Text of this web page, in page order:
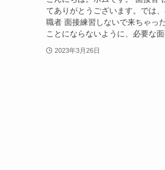
てありがとうございます。では
職者 面接練習しないで来ちゃっ
ことにならないように、必要な
2023年3月26日